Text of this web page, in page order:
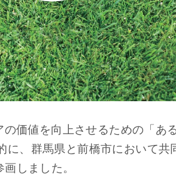
価値を向上させるための「あ
に、群馬県と前橋市において共
しました。